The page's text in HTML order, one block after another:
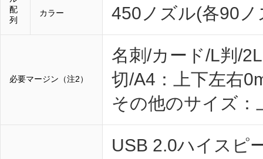
配
列
カラー 450ノズル(各90
必要マージン（注2）
名刺/カード/L判/
切/A4：上下左右
その他のサイズ：
USB 2.0ハイスピ